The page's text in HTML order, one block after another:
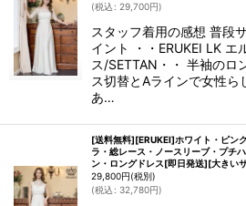
(税込: 29,700円)
スタッフ着用の感想 普段
イント ・・ERUKEI LK エ
ス/SETTAN・・ 半袖のロ
ス切替とAラインで女性ら
あ…
[送料無料][ERUKEI]ホワイト・ピン
ラ・総レース・ノースリーブ・プチ
ン・ロングドレス[即日発送][大きい
29,800円(税別)
(税込: 32,780円)